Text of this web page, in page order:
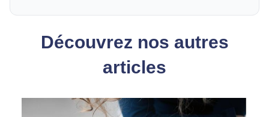
Découvrez nos autres
articles